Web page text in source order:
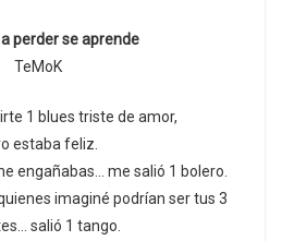
perder se aprende
TeMoK
1 blues triste de amor,
estaba feliz.
engañabas… me salió 1 bolero.
imaginé podrían ser tus 3
salió 1 tango.